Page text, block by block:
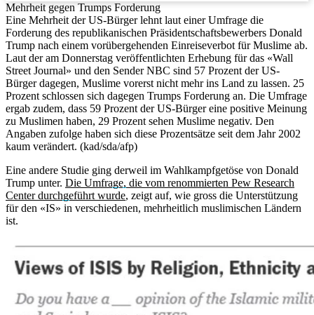
Mehrheit gegen Trumps Forderung
Eine Mehrheit der US-Bürger lehnt laut einer Umfrage die
Forderung des republikanischen Präsidentschaftsbewerbers Donald
Trump nach einem vorübergehenden Einreiseverbot für Muslime ab.
Laut der am Donnerstag veröffentlichten Erhebung für das «Wall
Street Journal» und den Sender NBC sind 57 Prozent der US-
Bürger dagegen, Muslime vorerst nicht mehr ins Land zu lassen. 25
Prozent schlossen sich dagegen Trumps Forderung an. Die Umfrage
ergab zudem, dass 59 Prozent der US-Bürger eine positive Meinung
zu Muslimen haben, 29 Prozent sehen Muslime negativ. Den
Angaben zufolge haben sich diese Prozentsätze seit dem Jahr 2002
kaum verändert. (kad/sda/afp)
Eine andere Studie ging derweil im Wahlkampfgetöse von Donald
Trump unter. Die Umfrage, die vom renommierten Pew Research
Center durchgeführt wurde, zeigt auf, wie gross die Unterstützung
für den «IS» in verschiedenen, mehrheitlich muslimischen Ländern
ist.